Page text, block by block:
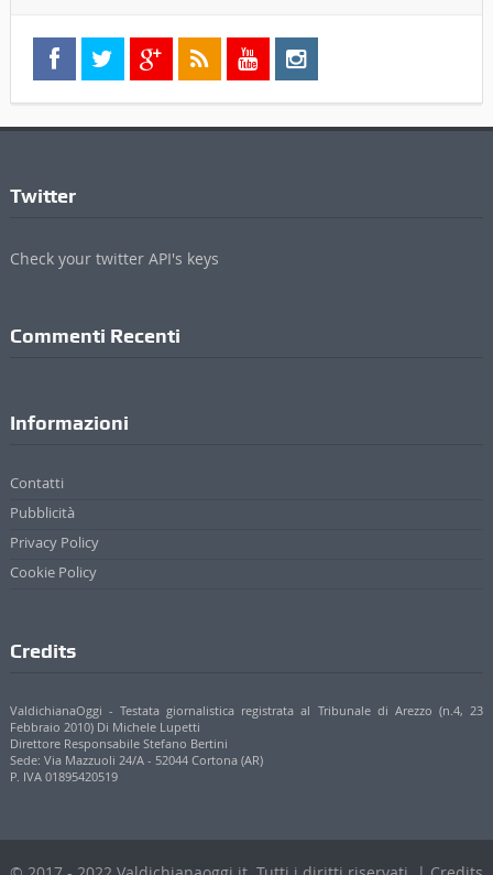
Twitter
Check your twitter API's keys
Commenti Recenti
Informazioni
Contatti
Pubblicità
Privacy Policy
Cookie Policy
Credits
ValdichianaOggi - Testata giornalistica registrata al Tribunale di Arezzo (n.4, 23
Febbraio 2010) Di Michele Lupetti
Direttore Responsabile Stefano Bertini
Sede: Via Mazzuoli 24/A - 52044 Cortona (AR)
P. IVA 01895420519